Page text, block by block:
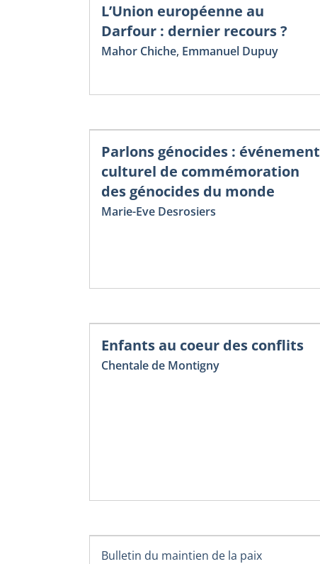
L’Union européenne au
Darfour : dernier recours ?
Mahor Chiche, Emmanuel Dupuy
Parlons génocides : événement
culturel de commémoration
des génocides du monde
Marie-Eve Desrosiers
Enfants au coeur des conflits
Chentale de Montigny
Bulletin du maintien de la paix